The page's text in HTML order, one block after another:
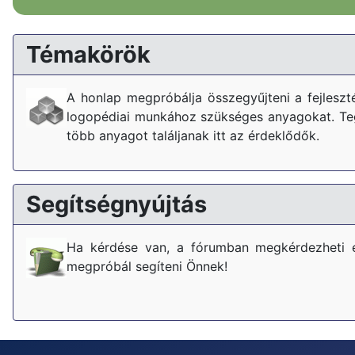
Témakörök
A honlap megpróbálja összegyűjteni a
logopédiai munkához szükséges anyagokat.
több anyagot találjanak itt az érdeklődők.
Segítségnyújtás
Ha kérdése van, a fórumban megkérdezheti
megpróbál segíteni Önnek!